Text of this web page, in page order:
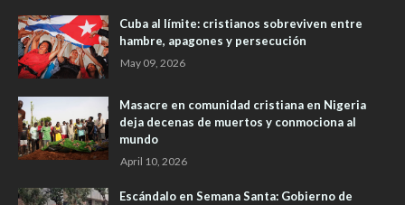
Cuba al límite: cristianos sobreviven entre
hambre, apagones y persecución
May 09, 2026
Masacre en comunidad cristiana en Nigeria
deja decenas de muertos y conmociona al
mundo
April 10, 2026
Escándalo en Semana Santa: Gobierno de